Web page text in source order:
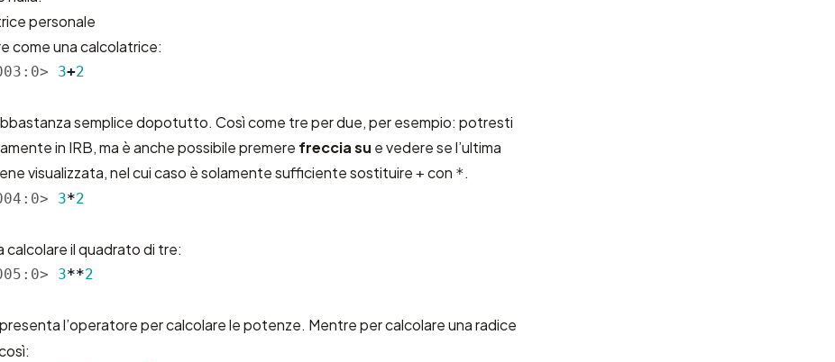
personale
come una calcolatrice:
3+2
semplice dopotutto. Così come tre per due, per esempio: potresti
in IRB, ma è anche possibile premere freccia su e vedere se l’ultima
visualizzata, nel cui caso è solamente sufficiente sostituire + con *.
3*2
calcolare il quadrato di tre:
3**2
l’operatore per calcolare le potenze. Mentre per calcolare una radice